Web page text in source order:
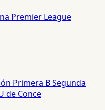
Premier League
Primera BSegunda
de Conce